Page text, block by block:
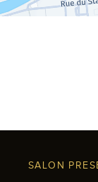
SALON